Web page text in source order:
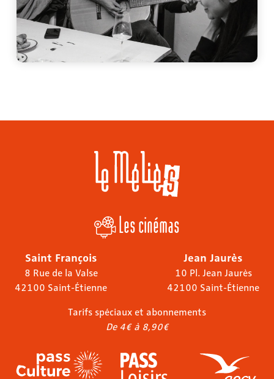
Les cinémas
Saint François
8 Rue de la Valse
42100 Saint-Étienne
Jean Jaurès
10 Pl. Jean Jaurès
42100 Saint-Étienne
Tarifs spéciaux et abonnements
De 4€ à 8,90€